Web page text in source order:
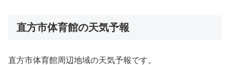
直方市体育館の天気予報
直方市体育館周辺地域の天気予報です。